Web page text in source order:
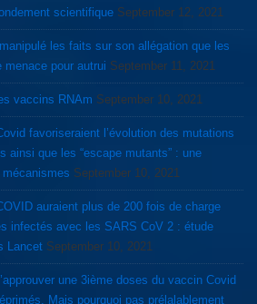
scientifique September 12, 2021
les faits sur son allégation que les
pour autrui September 11, 2021
vaccins RNAm September 10, 2021
mutations
ainsi que les “escape mutants” : une
September 10, 2021
auraient plus de 200 fois de charge
infectés avec les SARS CoV 2 : étude
Lancet September 10, 2021
une 3ième doses du vaccin Covid
Mais pourquoi pas prélalablement